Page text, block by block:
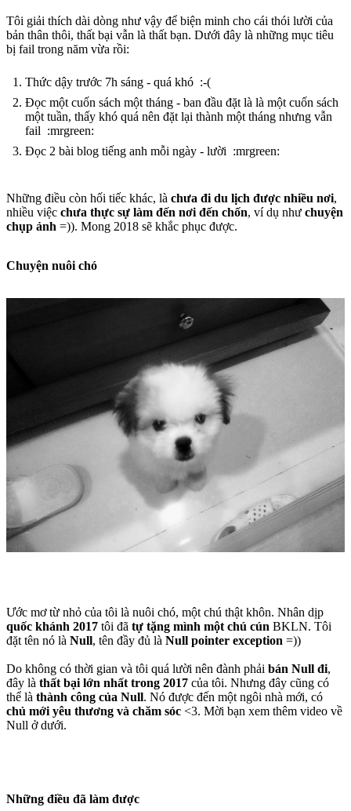
Tôi giải thích dài dòng như vậy để biện minh cho cái thói lười của
bản thân thôi, thất bại vẫn là thất bạn. Dưới đây là những mục tiêu
bị fail trong năm vừa rồi:
Thức dậy trước 7h sáng - quá khó :-(
Đọc một cuốn sách một tháng - ban đầu đặt là là một cuốn sách
một tuần, thấy khó quá nên đặt lại thành một tháng nhưng vẫn
fail :mrgreen:
Đọc 2 bài blog tiếng anh mỗi ngày - lười :mrgreen:
Những điều còn hối tiếc khác, là chưa đi du lịch được nhiều nơi,
nhiều việc chưa thực sự làm đến nơi đến chốn, ví dụ như chuyện
chụp ảnh =)). Mong 2018 sẽ khắc phục được.
Chuyện nuôi chó
Ước mơ từ nhỏ của tôi là nuôi chó, một chú thật khôn. Nhân dịp
quốc khánh 2017 tôi đã tự tặng mình một chú cún BKLN. Tôi
đặt tên nó là Null, tên đầy đủ là Null pointer exception =))
Do không có thời gian và tôi quá lười nên đành phải bán Null đi,
đây là thất bại lớn nhất trong 2017 của tôi. Nhưng đây cũng có
thể là thành công của Null. Nó được đến một ngôi nhà mới, có
chủ mới yêu thương và chăm sóc <3. Mời bạn xem thêm video về
Null ở dưới.
Những điều đã làm được